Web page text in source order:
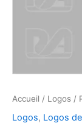
Accueil / Logos /
Logos, Logos